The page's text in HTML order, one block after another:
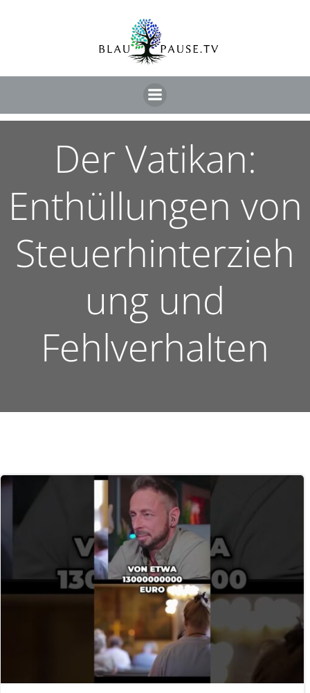
Der Vatikan:
Enthüllungen von
Steuerhinterzieh
ung und
Fehlverhalten